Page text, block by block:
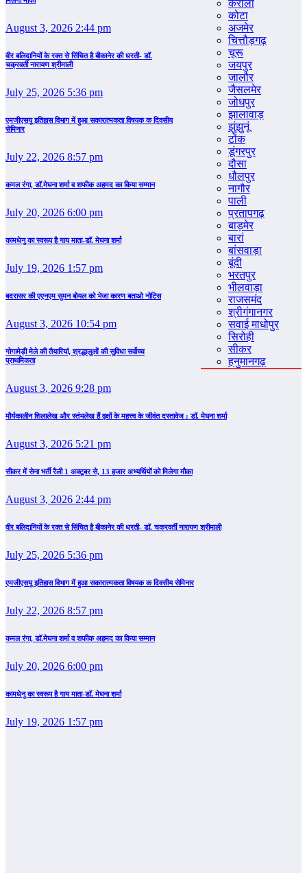
करौली
कोटा
अजमेर
चित्तौड़गढ़
चूरू
जयपुर
जालौर
जैसलमेर
जोधपुर
झालावाड़
झुंझुनूं
टोंक
डूंगरपुर
दौसा
धौलपुर
नागौर
पाली
प्रतापगढ़
बाड़मेर
बारां
बांसवाड़ा
बूंदी
भरतपुर
भीलवाड़ा
राजसमंद
श्रीगंगानगर
सवाई माधोपुर
सिरोही
सीकर
हनुमानगढ़
August 3, 2026 2:44 pm
वीर बलिदानियों के रक्त से सिंचित है बीकानेर की धरती- डॉ.
चक्रवर्ती नारायण श्रीमाली
July 25, 2026 5:36 pm
एमजीएसयू इतिहास विभाग में हुआ सकारात्मकता विषयक क दिवसीय
सेमिनार
July 22, 2026 8:57 pm
कमल रंगा, डॉ.मेघना शर्मा व शफीक अहमद का किया सम्‍मान
July 20, 2026 6:00 pm
कामधेनु का स्वरूप है गाय माता-डॉ. मेघना शर्मा
July 19, 2026 1:57 pm
बदरासर की एएनएम सुमन बोयल को भेजा कारण बताओ नोटिस
August 3, 2026 10:54 pm
गोगामेड़ी मेले की तैयारियां, श्रद्धालुओं की सुविधा सर्वोच्च
प्राथमिकता
August 3, 2026 9:28 pm
मौर्यकालीन शिलालेख और स्तंभलेख हैं वृक्षों के महत्त्व के जीवंत दस्तावेज : डॉ. मेघना शर्मा
August 3, 2026 5:21 pm
सीकर में सेना भर्ती रैली 1 अक्टूबर से, 13 हजार अभ्यर्थियों को मिलेगा मौका
August 3, 2026 2:44 pm
वीर बलिदानियों के रक्त से सिंचित है बीकानेर की धरती- डॉ. चक्रवर्ती नारायण श्रीमाली
July 25, 2026 5:36 pm
एमजीएसयू इतिहास विभाग में हुआ सकारात्मकता विषयक क दिवसीय सेमिनार
July 22, 2026 8:57 pm
कमल रंगा, डॉ.मेघना शर्मा व शफीक अहमद का किया सम्‍मान
July 20, 2026 6:00 pm
कामधेनु का स्वरूप है गाय माता-डॉ. मेघना शर्मा
July 19, 2026 1:57 pm